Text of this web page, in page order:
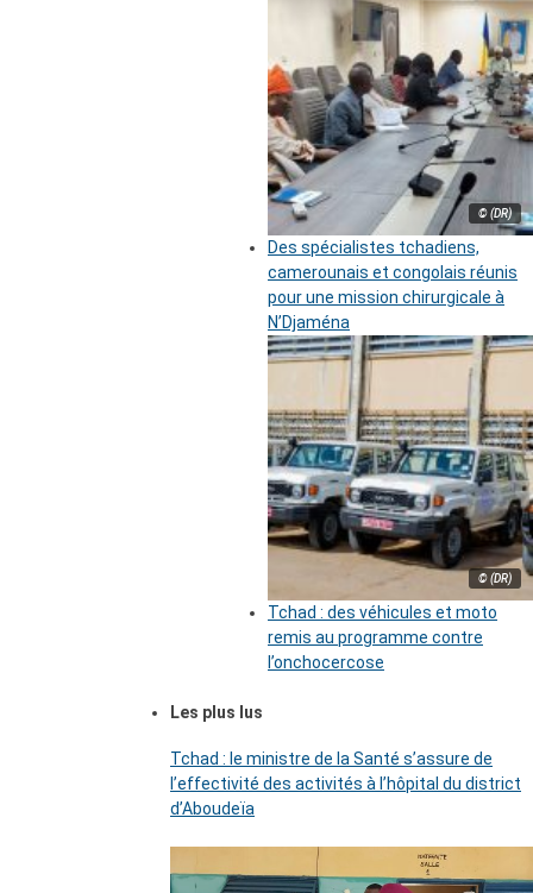
© (DR)
Des spécialistes tchadiens,
camerounais et congolais réunis
pour une mission chirurgicale à
N’Djaména
© (DR)
Tchad : des véhicules et moto
remis au programme contre
l’onchocercose
Les plus lus
Tchad : le ministre de la Santé s’assure de
l’effectivité des activités à l’hôpital du district
d’Aboudeïa